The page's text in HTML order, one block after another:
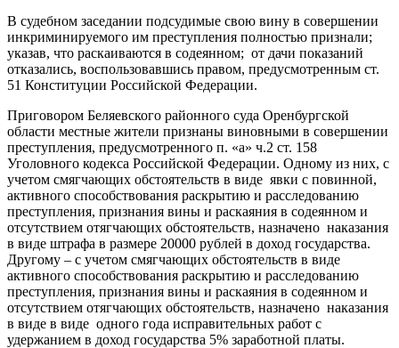
В судебном заседании подсудимые свою вину в совершении
инкриминируемого им преступления полностью признали;
указав, что раскаиваются в содеянном; от дачи показаний
отказались, воспользовавшись правом, предусмотренным ст.
51 Конституции Российской Федерации.
Приговором Беляевского районного суда Оренбургской
области местные жители признаны виновными в совершении
преступления, предусмотренного п. «а» ч.2 ст. 158
Уголовного кодекса Российской Федерации. Одному из них, с
учетом смягчающих обстоятельств в виде явки с повинной,
активного способствования раскрытию и расследованию
преступления, признания вины и раскаяния в содеянном и
отсутствием отягчающих обстоятельств, назначено наказания
в виде штрафа в размере 20000 рублей в доход государства.
Другому – с учетом смягчающих обстоятельств в виде
активного способствования раскрытию и расследованию
преступления, признания вины и раскаяния в содеянном и
отсутствием отягчающих обстоятельств, назначено наказания
в виде в виде одного года исправительных работ с
удержанием в доход государства 5% заработной платы.